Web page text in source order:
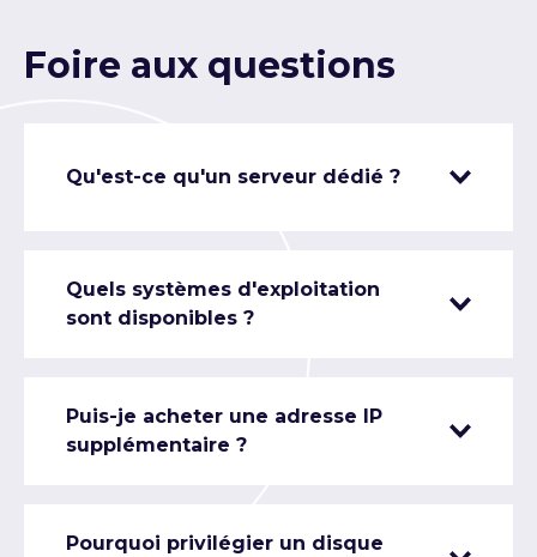
Foire aux questions
Qu'est-ce qu'un serveur dédié ?
Quels systèmes d'exploitation
sont disponibles ?
Puis-je acheter une adresse IP
supplémentaire ?
Pourquoi privilégier un disque